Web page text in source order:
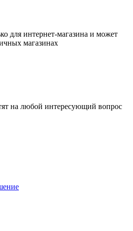
для интернет-магазина и может
магазинах
на любой интересующий вопрос